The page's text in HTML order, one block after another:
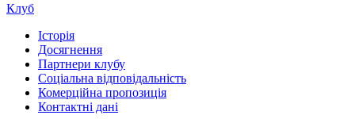
Клуб
Історія
Досягнення
Партнери клубу
Соціальна відповідальність
Комерційна пропозиція
Контактні дані